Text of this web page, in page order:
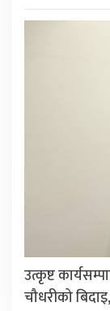
उत्कृष्ट
चौधरीको